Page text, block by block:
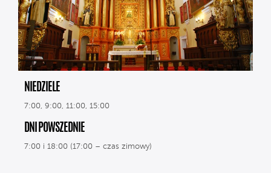
NIEDZIELE
7:00, 9:00, 11:00, 15:00
DNI POWSZEDNIE
7:00 i 18:00 (17:00 – czas zimowy)